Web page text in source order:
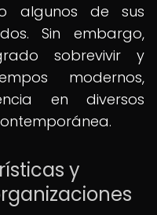
algunos de sus
Sin embargo,
sobrevivir y
modernos,
en diversos
y